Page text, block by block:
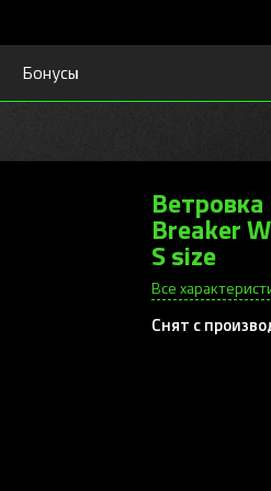
Бонусы
Breaker
S size
Все
Снят с